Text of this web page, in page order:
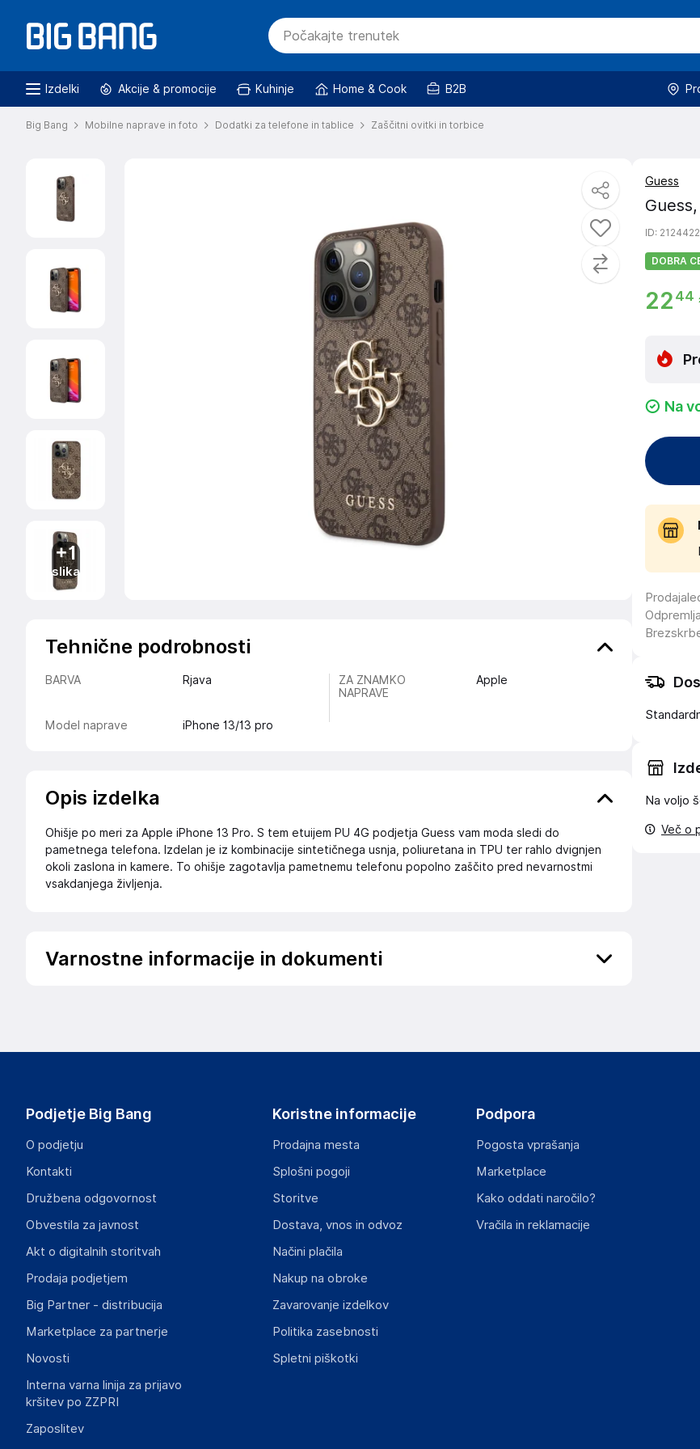
Izdelki Akcije & promocije Kuhinje Home & Cook B2B
Big Bang Mobilne naprave in foto Dodatki za telefone in tablice Zaščitni ovitki in torbice
+1
slika
Tehnične podrobnosti
BARVA Rjava
ZA ZNAMKO
NAPRAVE
Apple
Model naprave iPhone 13/13 pro
Opis izdelka
Ohišje po meri za Apple iPhone 13 Pro. S tem etuijem PU 4G podjetja Guess vam moda sledi do
pametnega telefona. Izdelan je iz kombinacije sintetičnega usnja, poliuretana in TPU ter rahlo dvignjen
okoli zaslona in kamere. To ohišje zagotavlja pametnemu telefonu popolno zaščito pred nevarnostmi
vsakdanjega življenja.
Varnostne informacije in dokumenti
honfleur.jeans@guess.eu
Gospodarski subjekt s sedežem v EU, ki zagotavlja skladnost izdelka z zahtevanimi predpisi.
Avenue de Normandie, 14600 Honfleur, FRANCE
Francija
Guess
ID:
DOBRA
22 44
Na
Na voljo
Več o
Podjetje Big Bang
O podjetju
Kontakti
Družbena odgovornost
Obvestila za javnost
Akt o digitalnih storitvah
Prodaja podjetjem
Big Partner - distribucija
Marketplace za partnerje
Novosti
Interna varna linija za prijavo
kršitev po ZZPRI
Zaposlitev
Koristne informacije
Prodajna mesta
Splošni pogoji
Storitve
Dostava, vnos in odvoz
Načini plačila
Nakup na obroke
Zavarovanje izdelkov
Politika zasebnosti
Spletni piškotki
Podpora
Pogosta vprašanja
Marketplace
Kako oddati naročilo?
Vračila in reklamacije